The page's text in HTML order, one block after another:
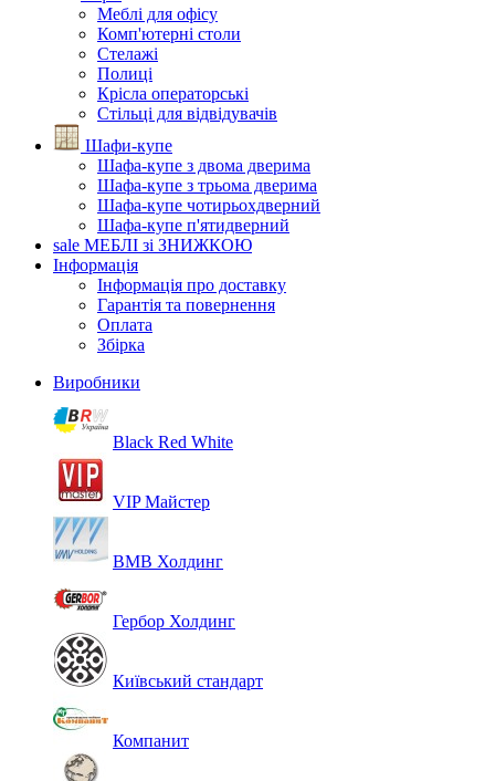
Меблі для офісу
Комп'ютерні столи
Стелажі
Полиці
Крісла операторські
Стільці для відвідувачів
Шафи-купе
Шафа-купе з двома дверима
Шафа-купе з трьома дверима
Шафа-купе чотирьохдверний
Шафа-купе п'ятидверний
sale МЕБЛІ зі ЗНИЖКОЮ
Інформація
Інформація про доставку
Гарантія та повернення
Оплата
Збірка
Виробники
Black Red White
VIP Майстер
ВМВ Холдинг
Гербор Холдинг
Київський стандарт
Компанит